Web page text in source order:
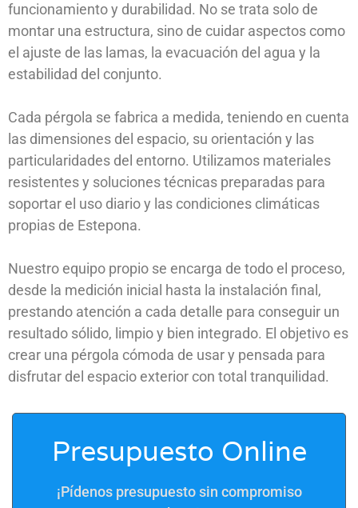
funcionamiento y durabilidad. No se trata solo de
montar una estructura, sino de cuidar aspectos como
el ajuste de las lamas, la evacuación del agua y la
estabilidad del conjunto.
Cada pérgola se fabrica a medida, teniendo en cuenta
las dimensiones del espacio, su orientación y las
particularidades del entorno. Utilizamos materiales
resistentes y soluciones técnicas preparadas para
soportar el uso diario y las condiciones climáticas
propias de Estepona.
Nuestro equipo propio se encarga de todo el proceso,
desde la medición inicial hasta la instalación final,
prestando atención a cada detalle para conseguir un
resultado sólido, limpio y bien integrado. El objetivo es
crear una pérgola cómoda de usar y pensada para
disfrutar del espacio exterior con total tranquilidad.
Presupuesto Online
¡Pídenos presupuesto sin compromiso